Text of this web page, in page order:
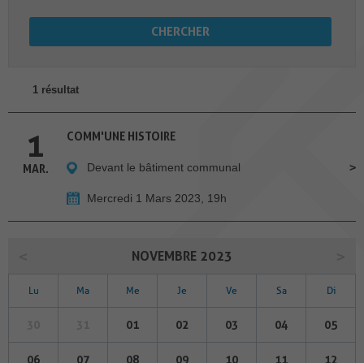
1 résultat
1
MAR.
COMM'UNE HISTOIRE
Devant le bâtiment communal
Mercredi 1 Mars 2023, 19h
NOVEMBRE 2023
Lu Ma Me Je Ve Sa Di
01 02 03 04 05
06 07 08 09 10 11 12